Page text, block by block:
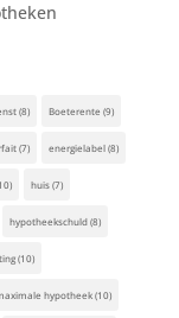
(8) Boeterente (9)
(7) energielabel(8)
huis(7)
hypotheekschuld(8)
(10)
hypotheek(10)